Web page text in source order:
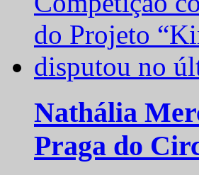
Nathália
Praga do